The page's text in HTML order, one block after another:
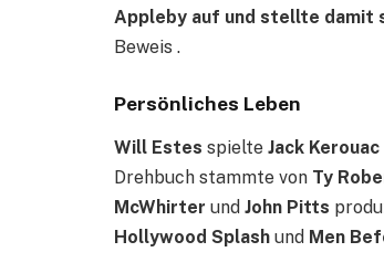
Appleby auf und stellte damit
Beweis .
Persönliches Leben
Will Estes spielte Jack Kerouac
Drehbuch stammte von Ty
McWhirter und John Pitts
Hollywood Splash und Men